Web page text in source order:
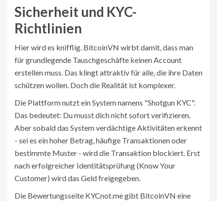
Sicherheit und KYC-
Richtlinien
Hier wird es knifflig. BitcoinVN wirbt damit, dass man
für grundlegende Tauschgeschäfte keinen Account
erstellen muss. Das klingt attraktiv für alle, die ihre Daten
schützen wollen. Doch die Realität ist komplexer.
Die Plattform nutzt ein System namens "Shotgun KYC".
Das bedeutet: Du musst dich nicht sofort verifizieren.
Aber sobald das System verdächtige Aktivitäten erkennt
- sei es ein hoher Betrag, häufige Transaktionen oder
bestimmte Muster - wird die Transaktion blockiert. Erst
nach erfolgreicher Identitätsprüfung (Know Your
Customer) wird das Geld freigegeben.
Die Bewertungsseite KYCnot.me gibt BitcoinVN eine